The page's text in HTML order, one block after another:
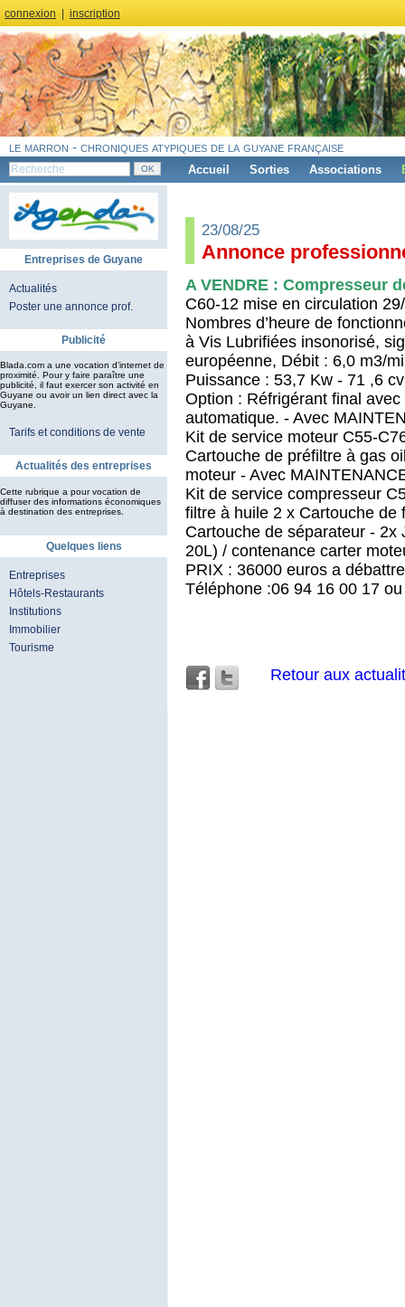
connexion inscription
le marron - chroniques atypiques de la guyane française
Accueil Sorties Associations
Entreprises de Guyane
Actualités
Poster une annonce prof.
Publicité
Blada.com a une vocation d’internet de
proximité. Pour y faire paraître une
publicité, il faut exercer son activité en
Guyane ou avoir un lien direct avec la
Guyane.
Tarifs et conditions de vente
Actualités des entreprises
Cette rubrique a pour vocation de
diffuser des informations économiques
à destination des entreprises.
Quelques liens
Entreprises
Hôtels-Restaurants
Institutions
Immobilier
Tourisme
23/08/25
Annonce
A VENDRE : Compresseur
C60-12 mise en circulation
Nombres d’heure de
à Vis Lubrifiées insonorisé,
européenne, Débit : 6,0 m3/
Puissance : 53,7 Kw - 71 ,6 cv
Option : Réfrigérant final
automatique. - Avec
Kit de service moteur C55-
Cartouche de préfiltre à gas
moteur - Avec
Kit de service compresseur
filtre à huile 2 x Cartouche de
Cartouche de séparateur -
20L) / contenance carter
PRIX : 36000 euros a débattre
Téléphone :06 94 16 00 17
Retour aux